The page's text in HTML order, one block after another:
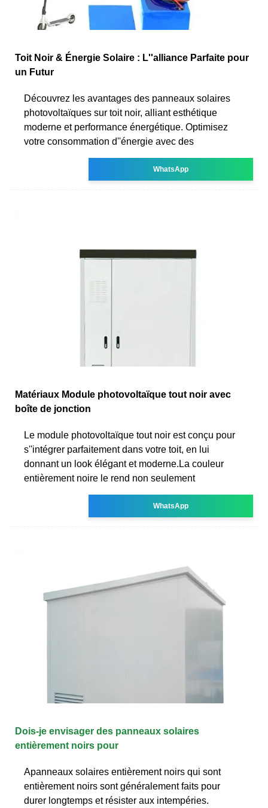
Toit Noir & Énergie Solaire : L''alliance Parfaite pour
un Futur
Découvrez les avantages des panneaux solaires
photovoltaïques sur toit noir, alliant esthétique
moderne et performance énergétique. Optimisez
votre consommation d''énergie avec des
WhatsApp
Matériaux Module photovoltaïque tout noir avec
boîte de jonction
Le module photovoltaïque tout noir est conçu pour
s''intégrer parfaitement dans votre toit, en lui
donnant un look élégant et moderne.La couleur
entièrement noire le rend non seulement
WhatsApp
Dois-je envisager des panneaux solaires
entièrement noirs pour
Apanneaux solaires entièrement noirs qui sont
entièrement noirs sont généralement faits pour
durer longtemps et résister aux intempéries.